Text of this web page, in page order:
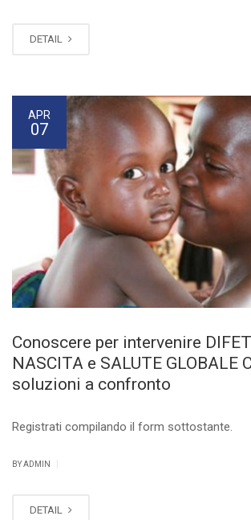
DETAIL
APR
07
Conoscere per intervenire
NASCITA e SALUTE GLOBALE
soluzioni a confronto
Registrati compilando il form sottostante.
BY ADMIN
DETAIL